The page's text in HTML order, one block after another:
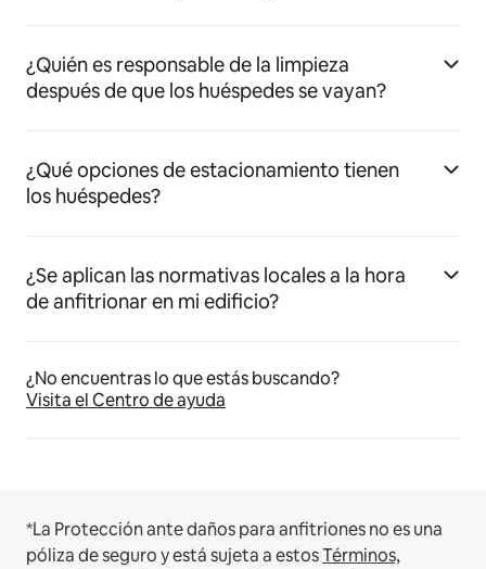
¿Quién es responsable de la limpieza
después de que los huéspedes se vayan?
¿Qué opciones de estacionamiento tienen
los huéspedes?
¿Se aplican las normativas locales a la hora
de anfitrionar en mi edificio?
¿No encuentras lo que estás buscando?
Visita el Centro de ayuda
*La Protección ante daños para anfitriones no es una
póliza de seguro y está sujeta a estosTérminos,